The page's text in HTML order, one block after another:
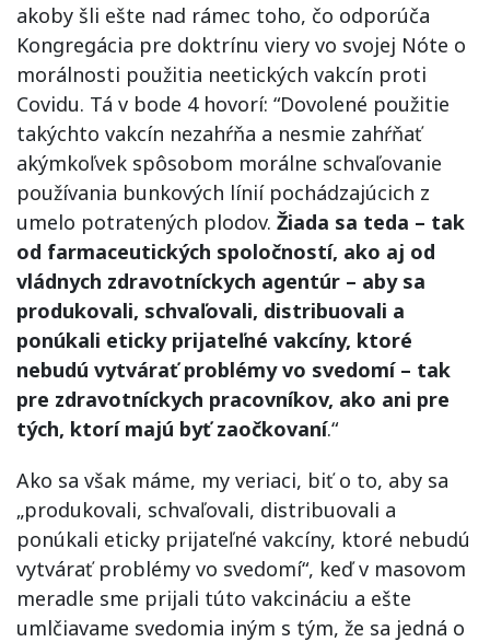
akoby šli ešte nad rámec toho, čo odporúča
Kongregácia pre doktrínu viery vo svojej Nóte o
morálnosti použitia neetických vakcín proti
Covidu. Tá v bode 4 hovorí: “Dovolené použitie
takýchto vakcín nezahŕňa a nesmie zahŕňať
akýmkoľvek spôsobom morálne schvaľovanie
používania bunkových línií pochádzajúcich z
umelo potratených plodov. Žiada sa teda – tak
od farmaceutických spoločností, ako aj od
vládnych zdravotníckych agentúr – aby sa
produkovali, schvaľovali, distribuovali a
ponúkali eticky prijateľné vakcíny, ktoré
nebudú vytvárať problémy vo svedomí – tak
pre zdravotníckych pracovníkov, ako ani pre
tých, ktorí majú byť zaočkovaní.“
Ako sa však máme, my veriaci, biť o to, aby sa
„produkovali, schvaľovali, distribuovali a
ponúkali eticky prijateľné vakcíny, ktoré nebudú
vytvárať problémy vo svedomí“, keď v masovom
meradle sme prijali túto vakcináciu a ešte
umlčiavame svedomia iným s tým, že sa jedná o